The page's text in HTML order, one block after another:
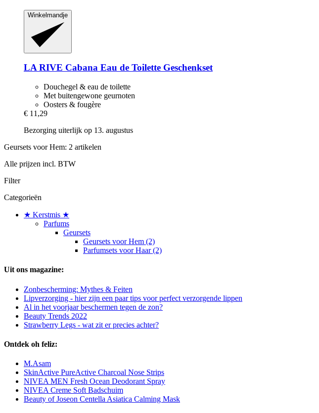
Winkelmandje
LA RIVE Cabana Eau de Toilette Geschenkset
Douchegel & eau de toilette
Met buitengewone geurnoten
Oosters & fougère
€ 11,29
Bezorging uiterlijk op 13. augustus
Geursets voor Hem: 2 artikelen
Alle prijzen incl. BTW
Filter
Categorieën
★ Kerstmis ★
Parfums
Geursets
Geursets voor Hem (2)
Parfumsets voor Haar (2)
Uit ons magazine:
Zonbescherming: Mythes & Feiten
Lipverzorging - hier zijn een paar tips voor perfect verzorgende lippen
Al in het voorjaar beschermen tegen de zon?
Beauty Trends 2022
Strawberry Legs - wat zit er precies achter?
Ontdek oh feliz:
M.Asam
SkinActive PureActive Charcoal Nose Strips
NIVEA MEN Fresh Ocean Deodorant Spray
NIVEA Creme Soft Badschuim
Beauty of Joseon Centella Asiatica Calming Mask